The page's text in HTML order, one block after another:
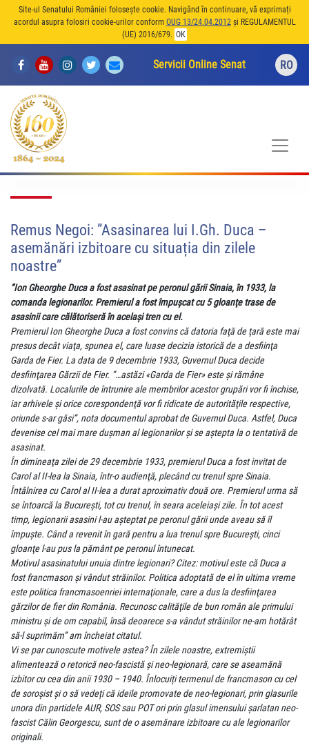
Site-ul Senatului României folosește cookie. Navigând în continuare, vă exprimați
acordul asupra folosiri cookie-urilor conform OUG 13/24.04.2012și REGULAMENTUL
(UE) 2016/679. OK
Servicii Online Senat RO
Remus Negoi: ”Asasinarea lui I.Gh. Duca –
asemănări izbitoare cu situația din zilele
noastre”
”Ion Gheorghe Duca a fost asasinat pe peronul gării Sinaia, în 1933, la
comanda legionarilor. Premierul a fost împușcat cu 5 gloanţe trase de
asasinii care călătoriseră în acelaşi tren cu el.
Premierul Ion Gheorghe Duca a fost convins că datoria faţă de ţară este mai
presus decât viaţa, spunea el, care luase decizia istorică de a desfiinţa
Garda de Fier. La data de 9 decembrie 1933, Guvernul Duca decide
desfiinţarea Gărzii de Fier. ”…astăzi «Garda de Fier» este şi rămâne
dizolvată. Localurile de întrunire ale membrilor acestor grupări vor fi închise,
iar arhivele şi orice corespondenţă vor fi ridicate de autorităţile respective,
oriunde s-ar găsi”, nota documentul aprobat de Guvernul Duca. Astfel, Duca
devenise cel mai mare duşman al legionarilor şi se aştepta la o tentativă de
asasinat.
În dimineaţa zilei de 29 decembrie 1933, premierul Duca a fost invitat de
Carol al II-lea la Sinaia, într-o audienţă, plecând cu trenul spre Sinaia.
Întâlnirea cu Carol al II-lea a durat aproximativ două ore. Premierul urma să
se întoarcă la Bucureşti, tot cu trenul, în seara aceleiaşi zile. În tot acest
timp, legionarii asasini l-au aşteptat pe peronul gării unde aveau să îl
împuşte. Când a revenit în gară pentru a lua trenul spre Bucureşti, cinci
gloanţe l-au pus la pământ pe peronul întunecat.
Motivul asasinatului unuia dintre legionari? Citez: motivul este că Duca a
fost francmason şi vândut străinilor. Politica adoptată de el în ultima vreme
este politica francmasoenriei internaţionale, care a dus la desfiinţarea
gărzilor de fier din România. Recunosc calităţile de bun român ale primului
ministru şi de om capabil, însă deoarece s-a vândut străinilor ne-am hotărât
să-l suprimăm” am încheiat citatul.
Vi se par cunoscute motivele astea? În zilele noastre, extremiștii
alimentează o retorică neo-fascistă și neo-legionară, care se aseamănă
izbitor cu cea din anii 1930 – 1940. Înlocuiți termenul de francmason cu cel
de soroșist și o să vedeți că ideile promovate de neo-legionari, prin glasurile
unora din partidele AUR, SOS sau POT ori prin glasul imensului șarlatan neo-
fascist Călin Georgescu, sunt de o asemănare izbitoare cu ale legionarilor
originali.